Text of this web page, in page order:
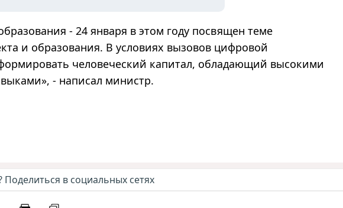
- 24 января в этом году посвящен теме
и образования. В условиях вызовов цифровой
человеческий капитал, обладающий высокими
», - написал министр.
в социальных сетях